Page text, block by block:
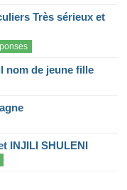
Très sérieux et
nom de jeune fille
INJILI SHULENI